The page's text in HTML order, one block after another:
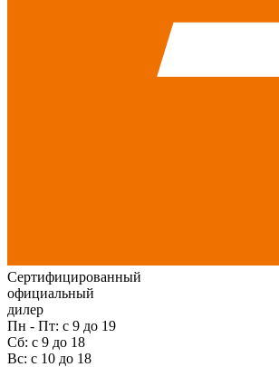
Сертифицированный
официальный
дилер
Пн - Пт: с 9 до 19
Сб: с 9 до 18
Вс: с 10 до 18